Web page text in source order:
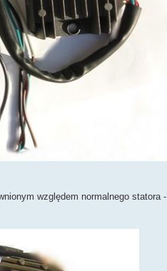
względem normalnego statora -